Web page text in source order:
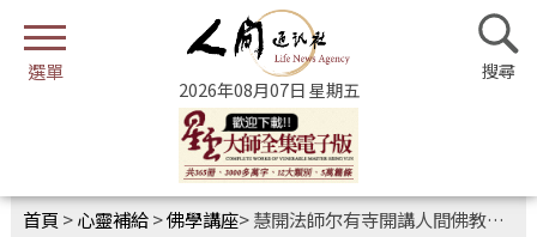
2026年08月07日 星期五
首頁 >心靈補給>佛學講座>慧開法師尔有寺開講人間佛教生死觀 生命永續經營